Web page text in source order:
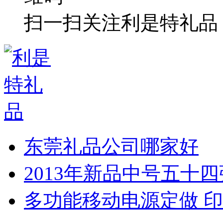
扫一扫关注利是特礼品
东莞礼品公司哪家好
2013年新品中号五十
多功能移动电源定做